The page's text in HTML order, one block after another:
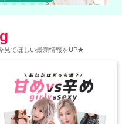
見てほしい最新情報をUP★